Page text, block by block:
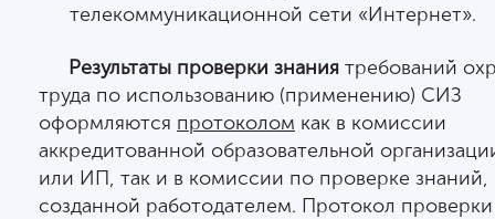
телекоммуникационной сети «Интернет».
Результаты проверки знания требований
труда по использованию (применению) СИЗ
оформляются протоколом как в комиссии
аккредитованной образовательной
или ИП, так и в комиссии по проверке знаний,
созданной работодателем. Протокол проверки